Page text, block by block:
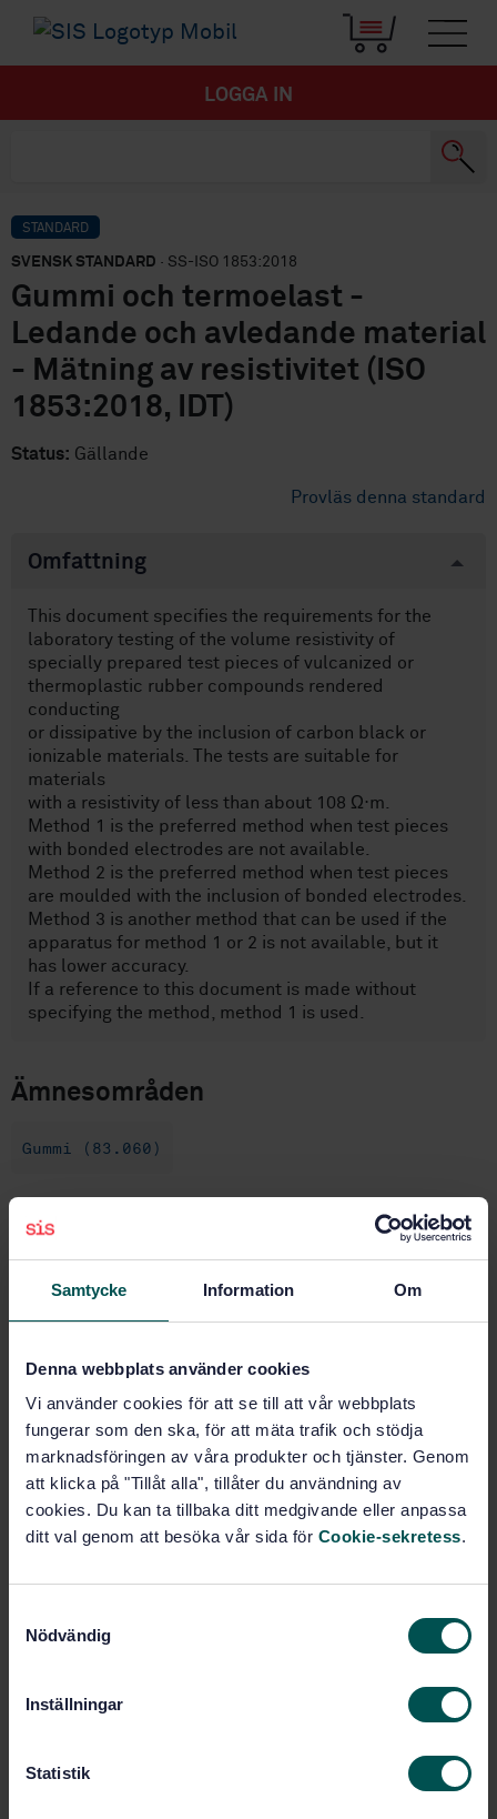
Samtycke Information Om
Denna webbplats använder cookies
Vi använder cookies för att se till att vår webbplats
fungerar som den ska, för att mäta trafik och stödja
marknadsföringen av våra produkter och tjänster. Genom
att klicka på "Tillåt alla", tillåter du användning av
cookies. Du kan ta tillbaka ditt medgivande eller anpassa
ditt val genom att besöka vår sida för Cookie-sekretess.
Nödvändig
Inställningar
Statistik
LOGGA IN
STANDARD
SVENSK STANDARD · SS-ISO 1853:2018
Gummi och termoelast -
Ledande och avledande material
- Mätning av resistivitet (ISO
1853:2018, IDT)
Status: Gällande
Provläs denna standard
Omfattning
This document specifies the requirements for the
laboratory testing of the volume resistivity of
specially prepared test pieces of vulcanized or
thermoplastic rubber compounds rendered
conducting
or dissipative by the inclusion of carbon black or
ionizable materials. The tests are suitable for
materials
with a resistivity of less than about 108 Ω⋅m.
Method 1 is the preferred method when test pieces
with bonded electrodes are not available.
Method 2 is the preferred method when test pieces
are moulded with the inclusion of bonded electrodes.
Method 3 is another method that can be used if the
apparatus for method 1 or 2 is not available, but it
has lower accuracy.
If a reference to this document is made without
specifying the method, method 1 is used.
Ämnesområden
Gummi (83.060)
Köp denna standard
STANDARD
SVENSK STANDARD· SS-ISO 1853:2018
material - Mätning av resistivitet (ISO 1853:2018, IDT)
Prenumerera på standarden - Läs mer
PDF
Lägg i varukorgen
Fler alternativ
Språk: Engelska
SIS/TK 154